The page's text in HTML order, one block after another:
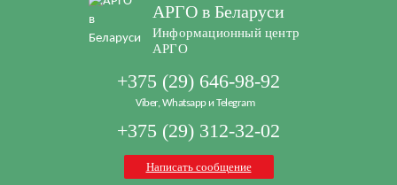
АРГО в Беларуси
Информационный центр
АРГО
+375 (29) 646-98-92
Viber, Whatsapp и Telegram
+375 (29) 312-32-02
Написать сообщение